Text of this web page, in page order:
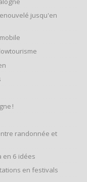
jusqu'en
!
randonnée et
en 6 idées
en festivals